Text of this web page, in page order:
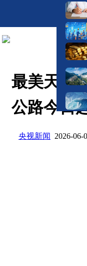
最美天山
公路今日
央视新闻 2026-06-